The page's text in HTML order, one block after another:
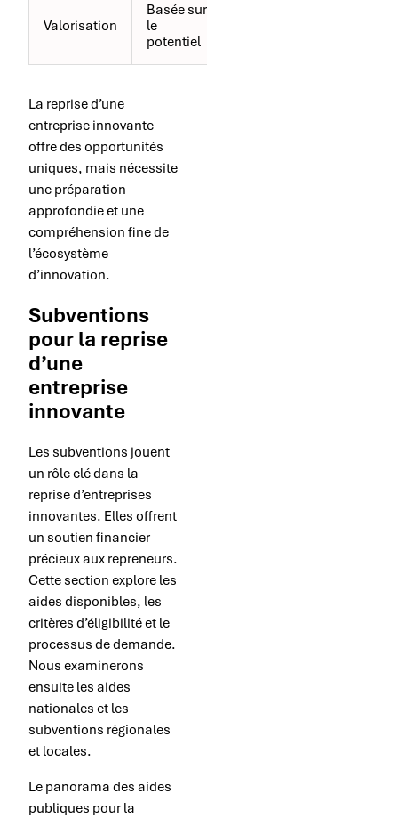
Valorisation
Basée sur
le
potentiel
La reprise d’une
entreprise innovante
offre des opportunités
uniques, mais nécessite
une préparation
approfondie et une
compréhension fine de
l’écosystème
d’innovation.
Subventions
pour la reprise
d’une
entreprise
innovante
Les subventions jouent
un rôle clé dans la
reprise d’entreprises
innovantes. Elles offrent
un soutien financier
précieux aux repreneurs.
Cette section explore les
aides disponibles, les
critères d’éligibilité et le
processus de demande.
Nous examinerons
ensuite les aides
nationales et les
subventions régionales
et locales.
Le panorama des aides
publiques pour la